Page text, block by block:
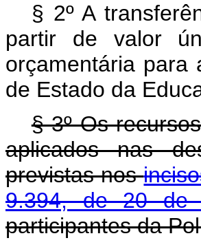
§ 2º A
partir de valor
orçamentária para
de Estado da
§ 3º Os
aplicados nas
previstas nos
9.394, de 20 de
participantes da